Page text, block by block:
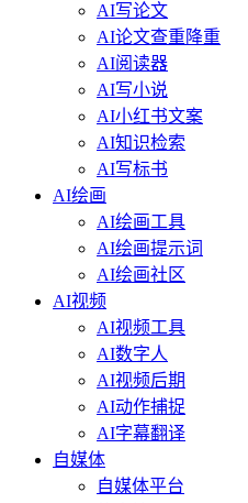
AI写论文
AI论文查重降重
AI阅读器
AI写小说
AI小红书文案
AI知识检索
AI写标书
AI绘画
AI绘画工具
AI绘画提示词
AI绘画社区
AI视频
AI视频工具
AI数字人
AI视频后期
AI动作捕捉
AI字幕翻译
自媒体
自媒体平台